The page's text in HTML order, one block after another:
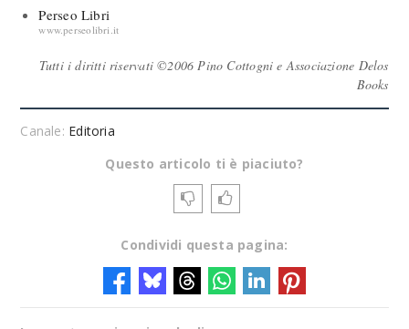
Perseo Libri
www.perseolibri.it
Tutti i diritti riservati ©2006 Pino Cottogni e Associazione Delos
Books
Canale: Editoria
Questo articolo ti è piaciuto?
Condividi questa pagina: